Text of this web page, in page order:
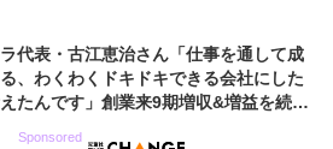
代表・古江恵治さん「仕事を通して成
、わくわくドキドキできる会社にした
たんです」創業来9期増収&増益を続け
Sponsored